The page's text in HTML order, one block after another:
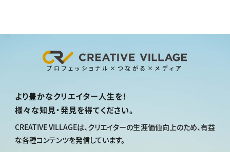
プロフェッショナル×つながる×メディア
より豊かなクリエイター人生を！
様々な知見・発見を得てください。
CREATIVE VILLAGEは、 クリエイターの生涯価値向上のため、有益
な各種コンテンツを発信しています。